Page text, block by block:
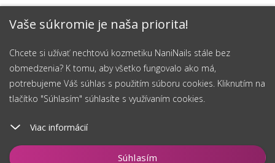
Vaše súkromie je naša priorita!
Chcete si užívať nechtovú kozmetiku NaniNails stále bez
obmedzenia? K tomu, aby všetko fungovalo ako má,
potrebujeme Váš súhlas s použitím súboru cookies. Kliknutím na
tlačítko "Súhlasím" súhlasíte s využívaním cookies.
Viac informácií
Súhlasím
Hlídat